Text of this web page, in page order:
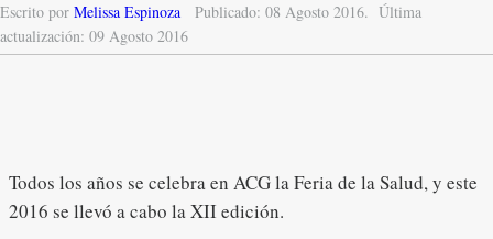
Escrito por Melissa Espinoza Publicado: 08 Agosto 2016. Última
actualización: 09 Agosto 2016
Todos los años se celebra en ACG la Feria de la Salud, y este
2016 se llevó a cabo la XII edición.